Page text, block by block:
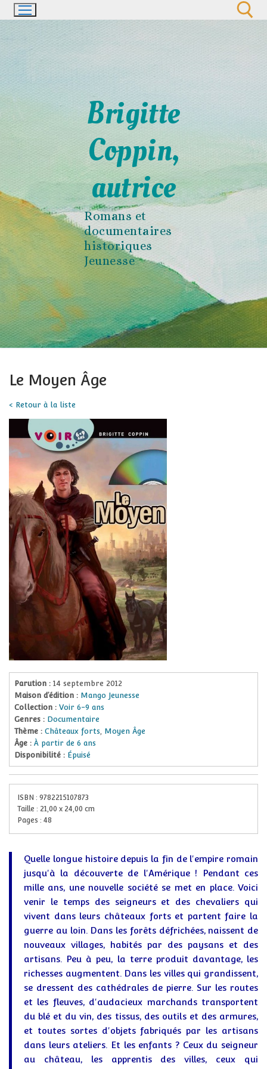
Aller
au
Brigitte
Coppin,
autrice
Romans et
documentaires
historiques
Jeunesse
Le Moyen Âge
< Retour à la liste
Parution : 14 septembre 2012
Maison d’édition : Mango Jeunesse
Collection : Voir 6-9 ans
Genres : Documentaire
Thème :Châteaux forts, Moyen Âge
Âge :À partir de 6 ans
Disponibilité : Épuisé
ISBN : 9782215107873
Taille : 21,00 x 24,00 cm
Pages : 48
Quelle longue histoire depuis la fin de l'empire romain
jusqu'à la découverte de l'Amérique ! Pendant ces
mille ans, une nouvelle société se met en place. Voici
venir le temps des seigneurs et des chevaliers qui
vivent dans leurs châteaux forts et partent faire la
guerre au loin. Dans les forêts défrichées, naissent de
nouveaux villages, habités par des paysans et des
artisans. Peu à peu, la terre produit davantage, les
richesses augmentent. Dans les villes qui grandissent,
se dressent des cathédrales de pierre. Sur les routes
et les fleuves, d'audacieux marchands transportent
du blé et du vin, des tissus, des outils et des armures,
et toutes sortes d'objets fabriqués par les artisans
dans leurs ateliers. Et les enfants ? Ceux du seigneur
au château, les apprentis des villes, ceux qui